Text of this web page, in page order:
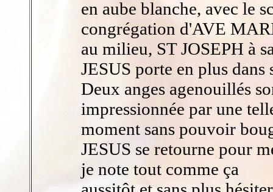
en aube blanche, avec le
congrégation d'AVE
au milieu, ST JOSEPH à
JESUS porte en plus
Deux anges agenouillés
impressionnée par une
moment sans pouvoir
JESUS se retourne pour
je note tout comme ça